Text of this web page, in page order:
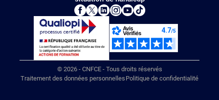
© 2026 - CNFCE - Tous droits réservés
Traitement des données personnelles Politique de confidentialité